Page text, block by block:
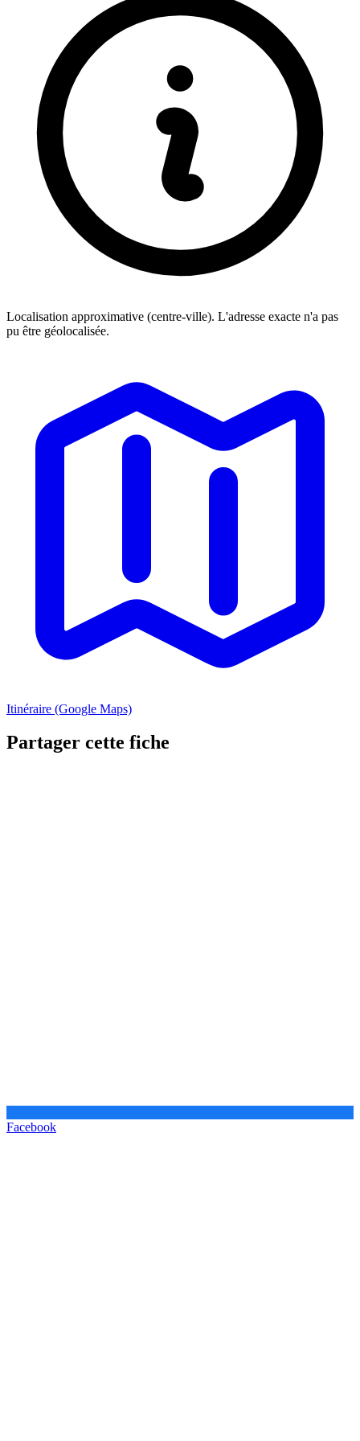
Localisation approximative (centre-ville). L'adresse exacte n'a pas
pu être géolocalisée.
Itinéraire (Google Maps)
Partager cette fiche
Facebook